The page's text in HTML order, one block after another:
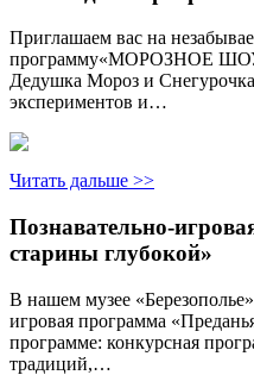
Приглашаем вас на
программу«МОРОЗНОЕ
Дедушка Мороз и
экспериментов и…
Читать дальше >>
Познавательно-
старины глубокой»
В нашем музее
игровая программа
программе: конкурсная
традиций,…